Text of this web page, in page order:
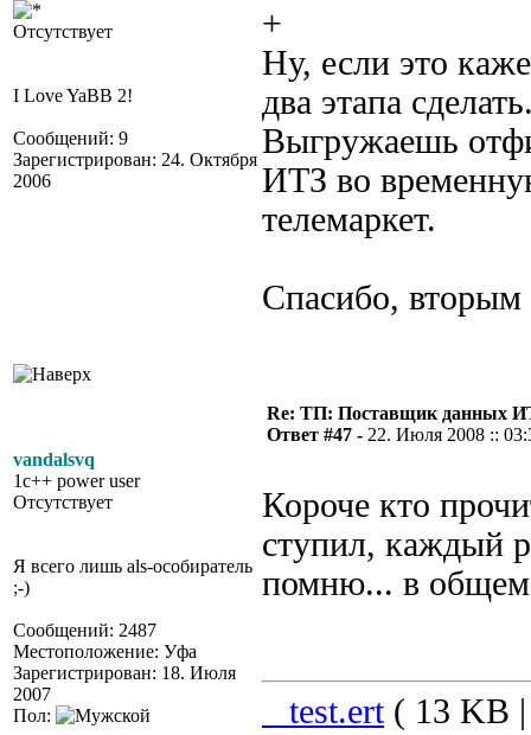
Отсутствует
I Love YaBB 2!
Сообщений: 9
Зарегистрирован: 24. Октября
2006
+
Ну, если это
два этапа
Выгружаешь
ИТЗ во
телемаркет.
Спасибо, вторым
vandalsvq
1c++ power user
Отсутствует
Я всего лишь als-особиратель
;-)
Сообщений: 2487
Местоположение: Уфа
Зарегистрирован: 18. Июля
2007
Пол:
Re: ТП: Поставщик данных
Ответ #47 - 22. Июля 2008 ::
Короче кто
ступил, каждый
помню... в общем
_test.ert( 13 KB |